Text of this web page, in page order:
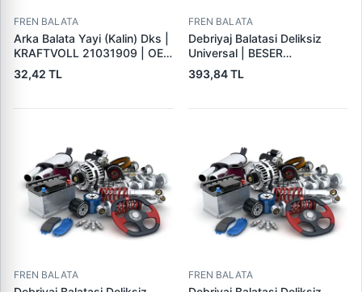
FREN BALATA
Arka Balata Yayi (Kalin) Dks |
KRAFTVOLL 21031909 | OEM
4325184
32,42 TL
FREN BALATA
Debriyaj Balatasi Deliksiz
Universal | BESER
325X200X4
393,84 TL
FREN BALATA FREN BALATA